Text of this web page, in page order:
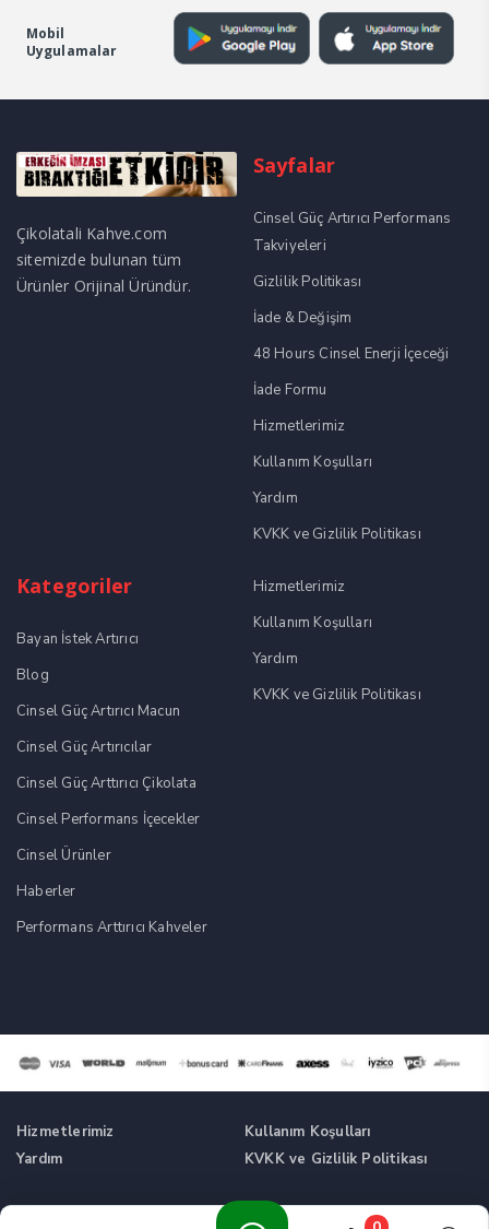
Mobil
Uygulamalar
Çikolatali Kahve.com
sitemizde bulunan tüm
Ürünler Orijinal Üründür.
Sayfalar
Cinsel Güç Artırıcı Performans
Takviyeleri
Gizlilik Politikası
İade & Değişim
48 Hours Cinsel Enerji İçeceği
İade Formu
Hizmetlerimiz
Kullanım Koşulları
Yardım
KVKK ve Gizlilik Politikası
Kategoriler
Bayan İstek Artırıcı
Blog
Cinsel Güç Artırıcı Macun
Cinsel Güç Artırıcılar
Cinsel Güç Arttırıcı Çikolata
Cinsel Performans İçecekler
Cinsel Ürünler
Haberler
Performans Arttırıcı Kahveler
Hizmetlerimiz
Kullanım Koşulları
Yardım
KVKK ve Gizlilik Politikası
Hizmetlerimiz
Kullanım Koşulları
Yardım
KVKK ve Gizlilik Politikası
Tüm Hakları Saklıdır. © Cinsel Güç Artırıcı Takviyeler -